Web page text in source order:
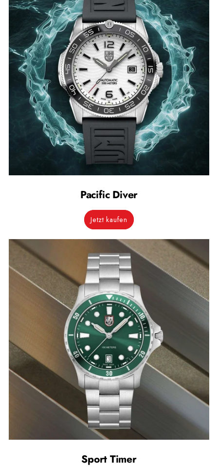
Pacific Diver
Jetzt kaufen
Sport Timer